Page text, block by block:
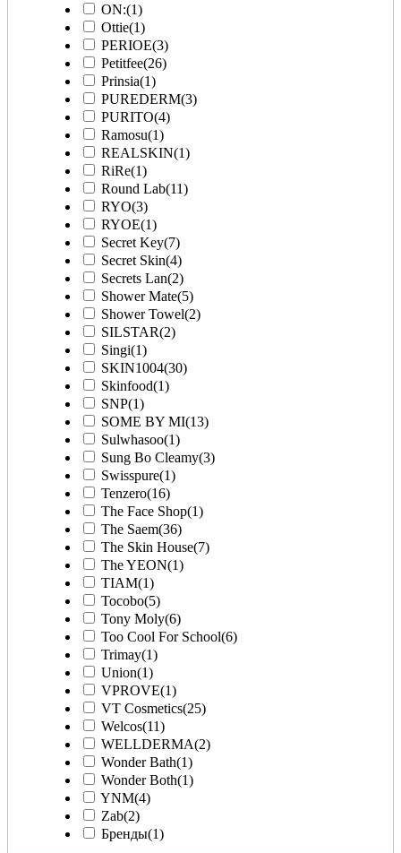
ON:(1)
Ottie(1)
PERIOE(3)
Petitfee(26)
Prinsia(1)
PUREDERM(3)
PURITO(4)
Ramosu(1)
REALSKIN(1)
RiRe(1)
Round Lab(11)
RYO(3)
RYOE(1)
Secret Key(7)
Secret Skin(4)
Secrets Lan(2)
Shower Mate(5)
Shower Towel(2)
SILSTAR(2)
Singi(1)
SKIN1004(30)
Skinfood(1)
SNP(1)
SOME BY MI(13)
Sulwhasoo(1)
Sung Bo Cleamy(3)
Swisspure(1)
Tenzero(16)
The Face Shop(1)
The Saem(36)
The Skin House(7)
The YEON(1)
TIAM(1)
Tocobo(5)
Tony Moly(6)
Too Cool For School(6)
Trimay(1)
Union(1)
VPROVE(1)
VT Cosmetics(25)
Welcos(11)
WELLDERMA(2)
Wonder Bath(1)
Wonder Both(1)
YNM(4)
Zab(2)
Бренды(1)